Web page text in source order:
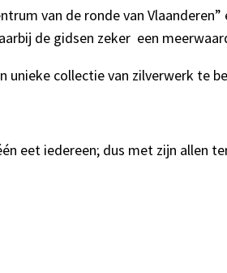
van de ronde van
de gidsen zeker een
unieke collectie van zilverwerk te
eet iedereen; dus met zijn allen